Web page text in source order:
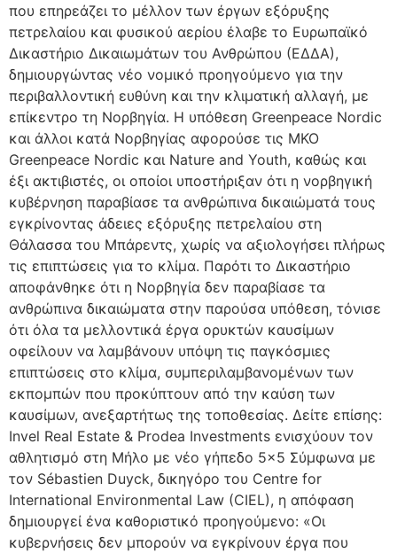
που επηρεάζει το μέλλον των έργων εξόρυξης
πετρελαίου και φυσικού αερίου έλαβε το Ευρωπαϊκό
Δικαστήριο Δικαιωμάτων του Ανθρώπου (ΕΔΔΑ),
δημιουργώντας νέο νομικό προηγούμενο για την
περιβαλλοντική ευθύνη και την κλιματική αλλαγή, με
επίκεντρο τη Νορβηγία. Η υπόθεση Greenpeace Nordic
και άλλοι κατά Νορβηγίας αφορούσε τις ΜΚΟ
Greenpeace Nordic και Nature and Youth, καθώς και
έξι ακτιβιστές, οι οποίοι υποστήριξαν ότι η νορβηγική
κυβέρνηση παραβίασε τα ανθρώπινα δικαιώματά τους
εγκρίνοντας άδειες εξόρυξης πετρελαίου στη
Θάλασσα του Μπάρεντς, χωρίς να αξιολογήσει πλήρως
τις επιπτώσεις για το κλίμα. Παρότι το Δικαστήριο
αποφάνθηκε ότι η Νορβηγία δεν παραβίασε τα
ανθρώπινα δικαιώματα στην παρούσα υπόθεση, τόνισε
ότι όλα τα μελλοντικά έργα ορυκτών καυσίμων
οφείλουν να λαμβάνουν υπόψη τις παγκόσμιες
επιπτώσεις στο κλίμα, συμπεριλαμβανομένων των
εκπομπών που προκύπτουν από την καύση των
καυσίμων, ανεξαρτήτως της τοποθεσίας. Δείτε επίσης:
Invel Real Estate & Prodea Investments ενισχύουν τον
αθλητισμό στη Μήλο με νέο γήπεδο 5×5 Σύμφωνα με
τον Sébastien Duyck, δικηγόρο του Centre for
International Environmental Law (CIEL), η απόφαση
δημιουργεί ένα καθοριστικό προηγούμενο: «Οι
κυβερνήσεις δεν μπορούν να εγκρίνουν έργα που